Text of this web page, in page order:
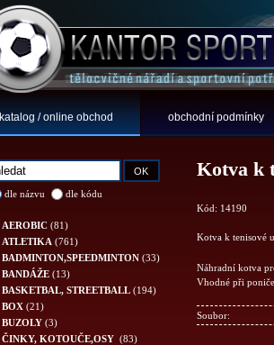
katalog / online obchod obchodní podmínky
dle názvu dle kódu
AEROBIC (81)
ATLETIKA (761)
BADMINTON,SPEEDMINTON (33)
BANDÁŽE (13)
BASKETBAL, STREETBALL (194)
BOX (21)
BUZOLY (3)
ČINKY, KOTOUČE,OSY (83)
Kotva k
Kód: 14190
Kotva k tenisové
Náhradní kotva
Vhodné při
Soubor: